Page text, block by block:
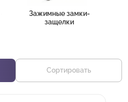
Зажимные замки-
защелки
Сортировать